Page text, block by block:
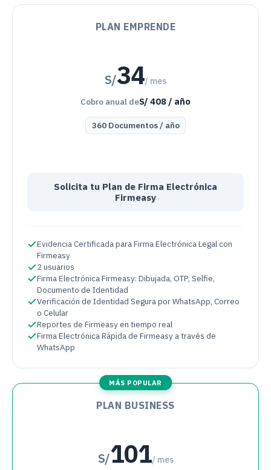
PLAN EMPRENDE
S/34/ mes
Cobro anual deS/ 408 / año
360 Documentos/ año
Solicita tu Plan de Firma Electrónica
Firmeasy
Evidencia Certificada para Firma Electrónica Legal con
Firmeasy
2 usuarios
Firma Electrónica Firmeasy: Dibujada, OTP, Selfie,
Documento de Identidad
Verificación de Identidad Segura por WhatsApp, Correo
o Celular
Reportes de Firmeasy en tiempo real
Firma Electrónica Rápida de Firmeasy a través de
WhatsApp
MÁS POPULAR
PLAN BUSINESS
S/101/ mes